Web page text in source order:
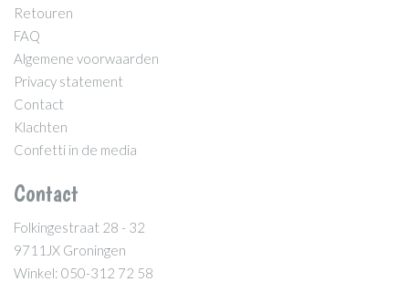
Retouren
FAQ
Algemene voorwaarden
Privacy statement
Contact
Klachten
Confetti in de media
Contact
Folkingestraat 28 - 32
9711JX Groningen
Winkel: 050-312 72 58